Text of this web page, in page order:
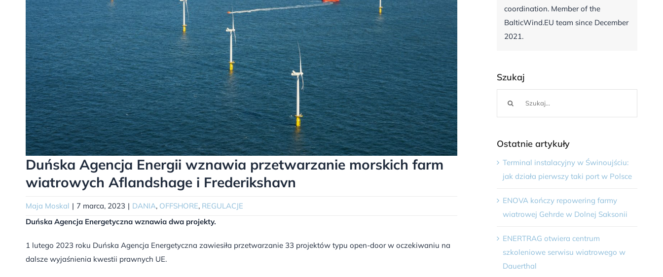
Duńska Agencja Energii wznawia przetwarzanie morskich farm
wiatrowych Aflandshage i Frederikshavn
Maja Moskal | 7 marca, 2023 | DANIA, OFFSHORE, REGULACJE
Duńska Agencja Energetyczna wznawia dwa projekty.
1 lutego 2023 roku Duńska Agencja Energetyczna zawiesiła przetwarzanie 33 projektów typu open-door w oczekiwaniu na
dalsze wyjaśnienia kwestii prawnych UE.
coordination. Member of the
BalticWind.EU team since December
2021.
Szukaj
Ostatnie artykuły
Terminal instalacyjny w Świnoujściu:
jak działa pierwszy taki port w Polsce
ENOVA kończy repowering farmy
wiatrowej Gehrde w Dolnej Saksonii
ENERTRAG otwiera centrum
szkoleniowe serwisu wiatrowego w
Dauerthal